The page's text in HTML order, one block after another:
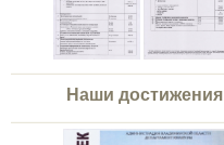
Наши достижения